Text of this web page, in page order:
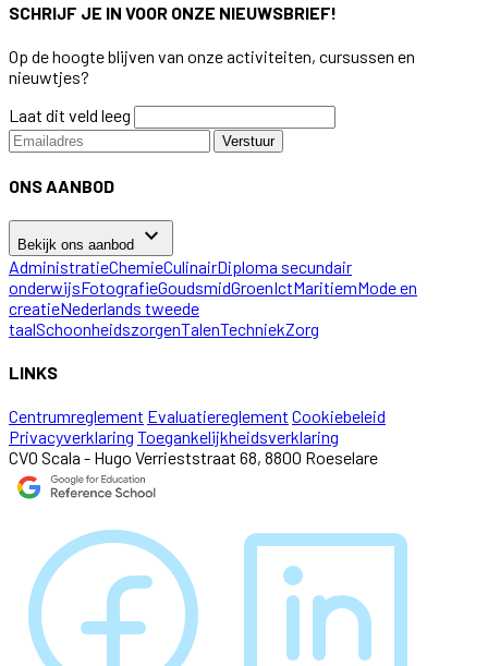
SCHRIJF JE IN VOOR ONZE NIEUWSBRIEF!
Op de hoogte blijven van onze activiteiten, cursussen en
nieuwtjes?
Laat dit veld leeg
Verstuur
ONS AANBOD
Bekijk ons aanbod keyboard_arrow_down
AdministratieChemieCulinairDiploma secundair
onderwijsFotografieGoudsmidGroenIctMaritiemMode en
creatieNederlands tweede
taalSchoonheidszorgenTalenTechniekZorg
LINKS
Centrumreglement Evaluatiereglement Cookiebeleid
Privacyverklaring Toegankelijkheidsverklaring
CVO Scala - Hugo Verrieststraat 68, 8800 Roeselare